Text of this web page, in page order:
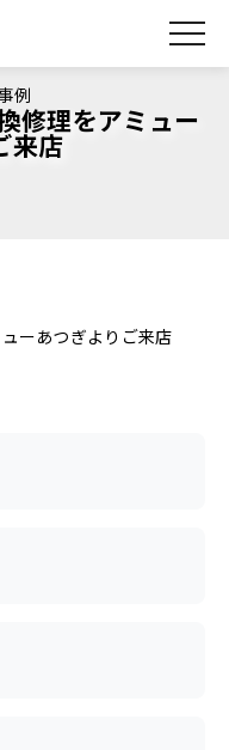
例
修理をアミュー
来店
ーあつぎよりご来店